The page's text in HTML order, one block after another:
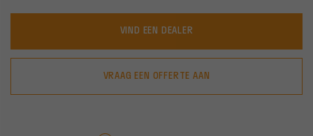
VIND EEN DEALER
VRAAG EEN OFFERTE AAN